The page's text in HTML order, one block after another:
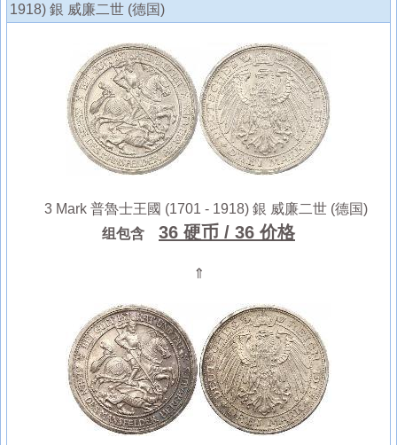
1918) 銀 威廉二世 (德国)
3 Mark 普魯士王國 (1701 - 1918) 銀 威廉二世 (德国)
组包含
36 硬币 / 36 价格
⇑